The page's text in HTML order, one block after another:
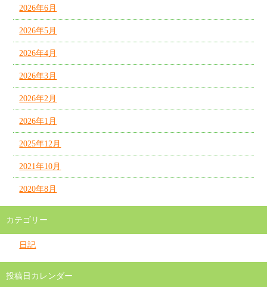
2026年6月
2026年5月
2026年4月
2026年3月
2026年2月
2026年1月
2025年12月
2021年10月
2020年8月
カテゴリー
日記
投稿日カレンダー